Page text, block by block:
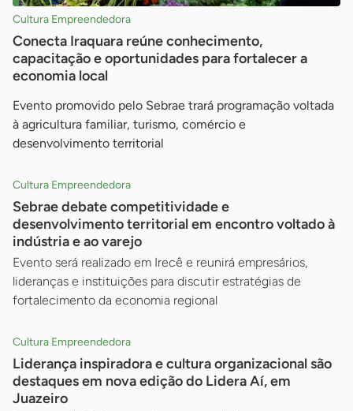
Cultura Empreendedora
Conecta Iraquara reúne conhecimento,
capacitação e oportunidades para fortalecer a
economia local
Evento promovido pelo Sebrae trará programação voltada
à agricultura familiar, turismo, comércio e
desenvolvimento territorial
Cultura Empreendedora
Sebrae debate competitividade e
desenvolvimento territorial em encontro voltado à
indústria e ao varejo
Evento será realizado em Irecê e reunirá empresários,
lideranças e instituições para discutir estratégias de
fortalecimento da economia regional
Cultura Empreendedora
Liderança inspiradora e cultura organizacional são
destaques em nova edição do Lidera Aí, em
Juazeiro